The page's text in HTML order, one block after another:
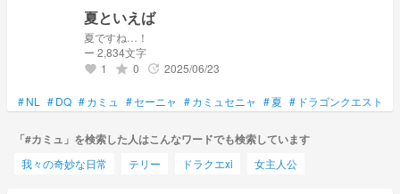
夏といえば
夏ですね…！
ー 2,834文字
favorite 1 grade 0 update 2025/06/23
#NL #DQ #カミュ #セーニャ #カミュセニャ #夏 # ドラゴンクエスト
「#カミュ」を検索した人はこんなワードでも検索しています
我々の奇妙な日常 テリー ドラクエxi 女主人公